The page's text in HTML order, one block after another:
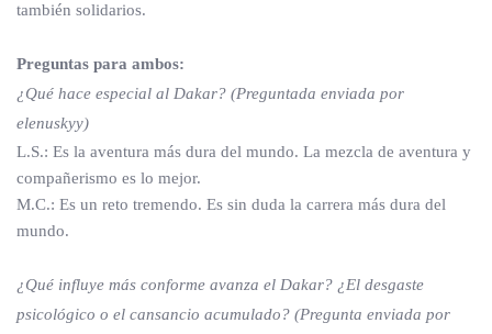
también solidarios.
Preguntas para ambos:
¿Qué hace especial al Dakar? (Preguntada enviada por
elenuskyy)
L.S.: Es la aventura más dura del mundo. La mezcla de aventura y
compañerismo es lo mejor.
M.C.: Es un reto tremendo. Es sin duda la carrera más dura del
mundo.
¿Qué influye más conforme avanza el Dakar? ¿El desgaste
psicológico o el cansancio acumulado? (Pregunta enviada por